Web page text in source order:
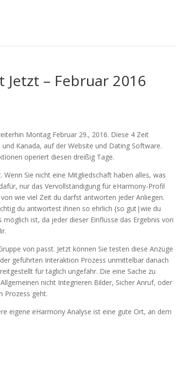
– Februar 2016
Montag Februar 29., 2016. Diese 4 Zeit
Kanada, auf der Website und Dating Software.
operiert diesen dreißig Tage.
Sie nicht eine Mitgliedschaft haben alles, was
nur das Vervollständigung für eHarmony-Profil
wie viel Zeit du darfst antworten jeder Anliegen.
du antwortest ihnen so ehrlich {so gut|wie du
ist, da jeder dieser Einflüsse das Ergebnis von
von passt. Jetzt können Sie testen diese Anzüge
geführten Interaktion Prozess unmittelbar danach
für täglich ungefähr. Die eine Sache zu
nicht Integrieren Bilder, Sicher Anruf, oder
Prozess geht.
eigene eHarmony Analyse ist eine gute Ort, an dem